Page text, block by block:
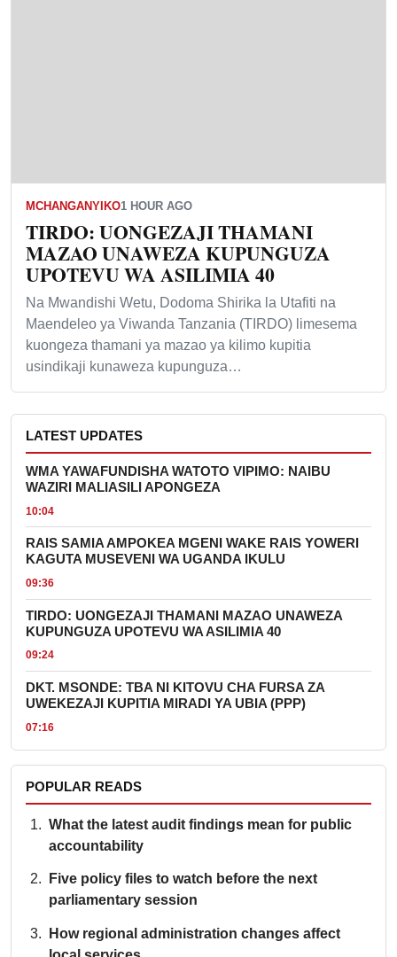
MCHANGANYIKO1 HOUR AGO
TIRDO: UONGEZAJI THAMANI
MAZAO UNAWEZA KUPUNGUZA
UPOTEVU WA ASILIMIA 40
Na Mwandishi Wetu, Dodoma Shirika la Utafiti na
Maendeleo ya Viwanda Tanzania (TIRDO) limesema
kuongeza thamani ya mazao ya kilimo kupitia
usindikaji kunaweza kupunguza…
LATEST UPDATES
WMA YAWAFUNDISHA WATOTO VIPIMO: NAIBU
WAZIRI MALIASILI APONGEZA
10:04
RAIS SAMIA AMPOKEA MGENI WAKE RAIS YOWERI
KAGUTA MUSEVENI WA UGANDA IKULU
09:36
TIRDO: UONGEZAJI THAMANI MAZAO UNAWEZA
KUPUNGUZA UPOTEVU WA ASILIMIA 40
09:24
DKT. MSONDE: TBA NI KITOVU CHA FURSA ZA
UWEKEZAJI KUPITIA MIRADI YA UBIA (PPP)
07:16
POPULAR READS
What the latest audit findings mean for public
accountability
Five policy files to watch before the next
parliamentary session
How regional administration changes affect